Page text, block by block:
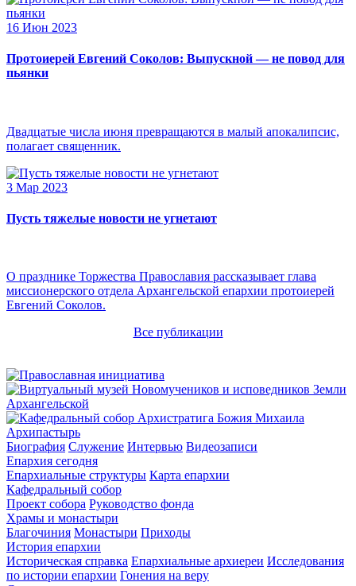
16 Июн 2023
Протоиерей Евгений Соколов: Выпускной — не повод для
пьянки
Двадцатые числа июня превращаются в малый апокалипсис,
полагает священник.
3 Мар 2023
Пусть тяжелые новости не угнетают
О празднике Торжества Православия рассказывает глава
миссионерского отдела Архангельской епархии протоиерей
Евгений Соколов.
Все публикации
Архипастырь
Биография Служение Интервью Видеозаписи
Епархия сегодня
Епархиальные структуры Карта епархии
Кафедральный собор
Проект собора Руководство фонда
Храмы и монастыри
Благочиния Монастыри Приходы
История епархии
Историческая справка Епархиальные архиереи Исследования
по истории епархии Гонения на веру